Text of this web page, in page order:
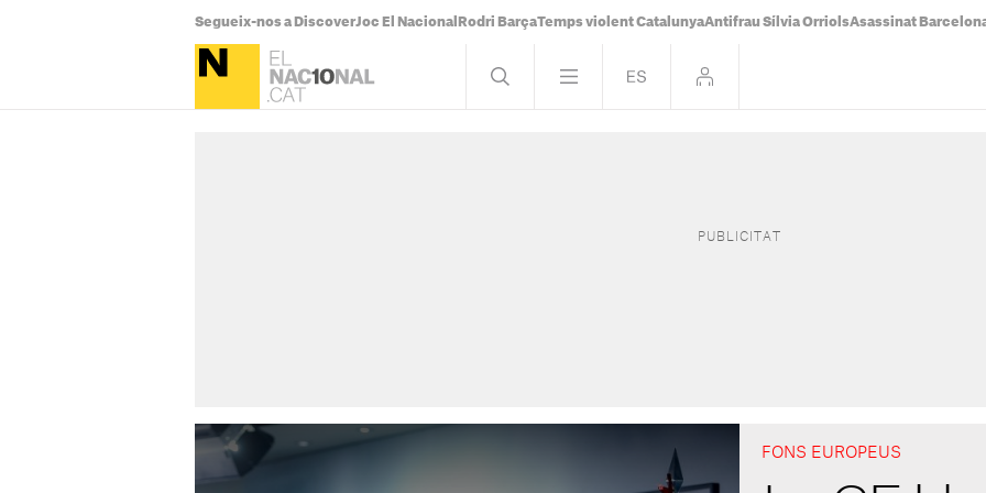
Segueix-nos a DiscoverJoc El Nacional Rodri BarçaTemps violent CatalunyaAntifrau Sílvia OrriolsAsassinat
FONS EUROPEUS